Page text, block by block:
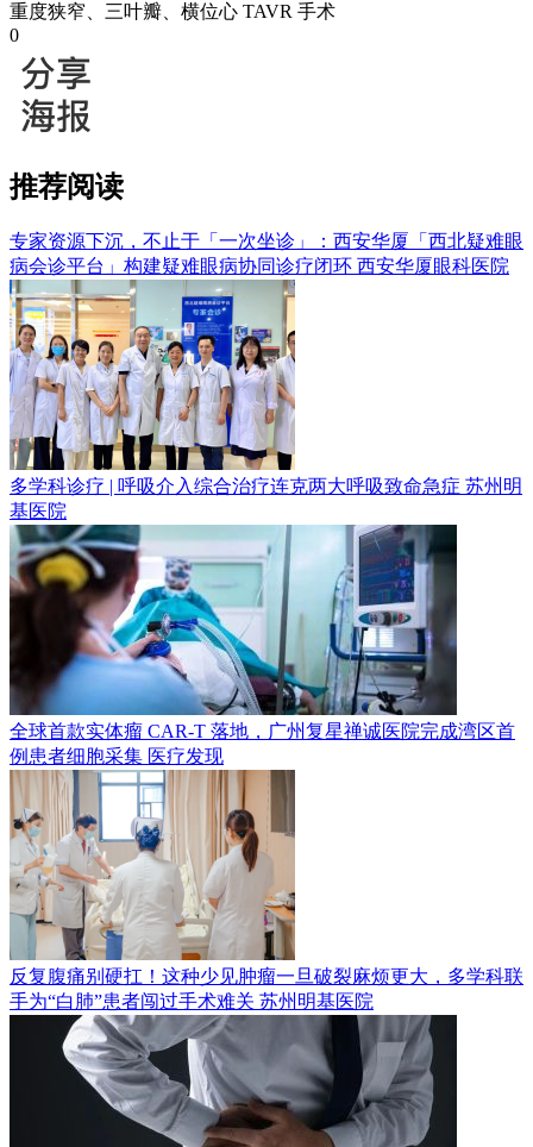
重度狭窄、三叶瓣、横位心 TAVR 手术
0
推荐阅读
专家资源下沉，不止于「一次坐诊」：西安华厦「西北疑难眼
病会诊平台」构建疑难眼病协同诊疗闭环 西安华厦眼科医院
多学科诊疗 | 呼吸介入综合治疗连克两大呼吸致命急症 苏州明
基医院
全球首款实体瘤 CAR-T 落地，广州复星禅诚医院完成湾区首
例患者细胞采集 医疗发现
反复腹痛别硬扛！这种少见肿瘤一旦破裂麻烦更大，多学科联
手为“白肺”患者闯过手术难关 苏州明基医院